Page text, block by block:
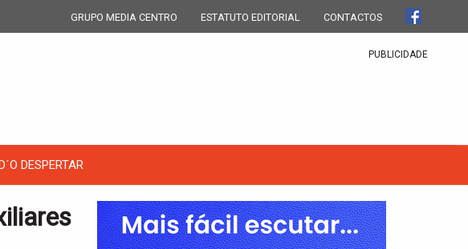
GRUPO MEDIA CENTRO ESTATUTO EDITORIAL CONTACTOS
PUBLICIDADE
DESPERTAR